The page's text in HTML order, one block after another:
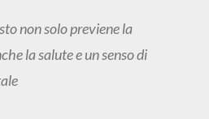
non solo previene la
la salute e un senso di